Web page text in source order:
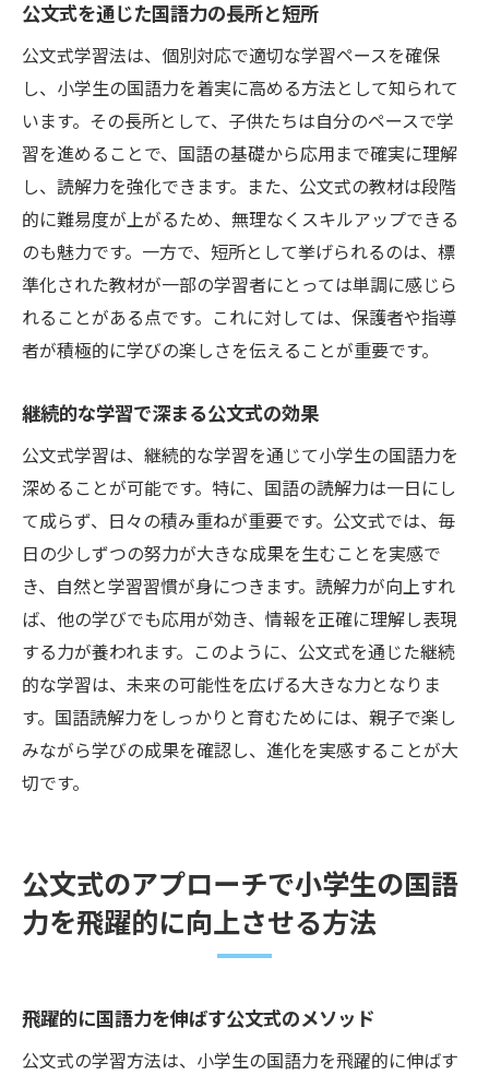
公文式を通じた国語力の長所と短所
公文式学習法は、個別対応で適切な学習ペースを確保
し、小学生の国語力を着実に高める方法として知られて
います。その長所として、子供たちは自分のペースで学
習を進めることで、国語の基礎から応用まで確実に理解
し、読解力を強化できます。また、公文式の教材は段階
的に難易度が上がるため、無理なくスキルアップできる
のも魅力です。一方で、短所として挙げられるのは、標
準化された教材が一部の学習者にとっては単調に感じら
れることがある点です。これに対しては、保護者や指導
者が積極的に学びの楽しさを伝えることが重要です。
継続的な学習で深まる公文式の効果
公文式学習は、継続的な学習を通じて小学生の国語力を
深めることが可能です。特に、国語の読解力は一日にし
て成らず、日々の積み重ねが重要です。公文式では、毎
日の少しずつの努力が大きな成果を生むことを実感で
き、自然と学習習慣が身につきます。読解力が向上すれ
ば、他の学びでも応用が効き、情報を正確に理解し表現
する力が養われます。このように、公文式を通じた継続
的な学習は、未来の可能性を広げる大きな力となりま
す。国語読解力をしっかりと育むためには、親子で楽し
みながら学びの成果を確認し、進化を実感することが大
切です。
公文式のアプローチで小学生の国語
力を飛躍的に向上させる方法
飛躍的に国語力を伸ばす公文式のメソッド
公文式の学習方法は、小学生の国語力を飛躍的に伸ばす